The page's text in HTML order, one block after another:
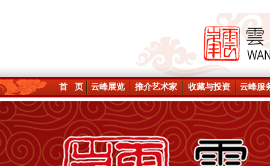
首 页 云峰展览 推介艺术家 收藏与投资 云峰服